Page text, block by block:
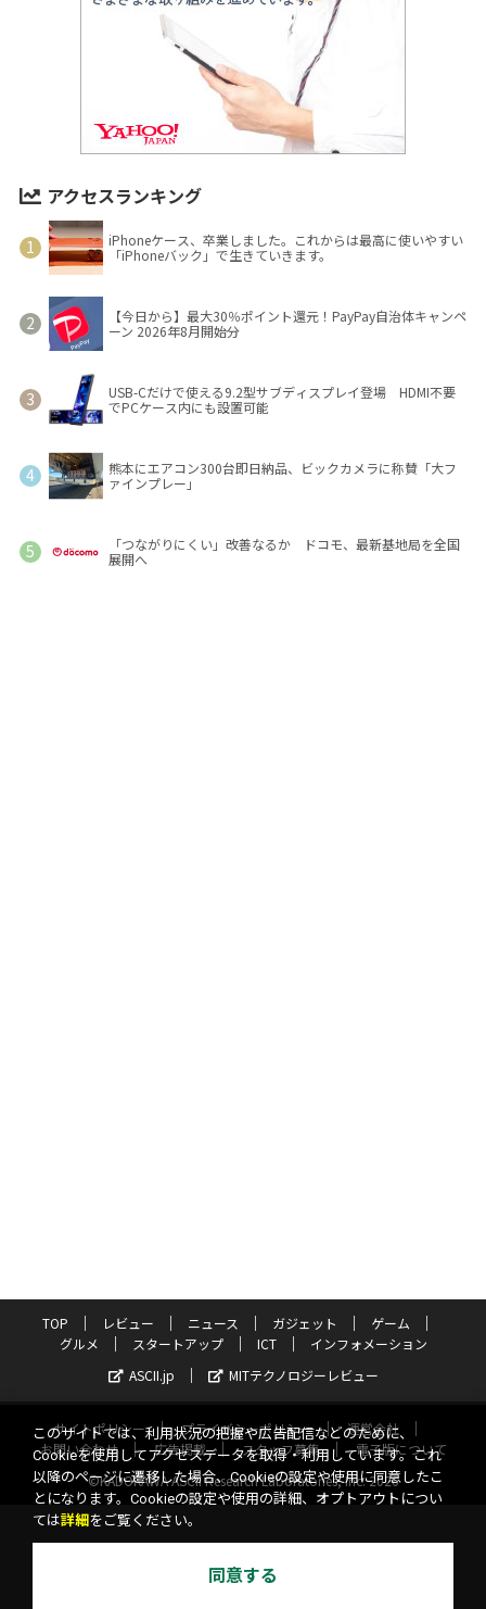
アクセスランキング
iPhoneケース、卒業しました。これからは最高に使いやすい
「iPhoneバック」で生きていきます。
【今日から】最大30％ポイント還元！PayPay自治体キャンペ
ーン 2026年8月開始分
USB-Cだけで使える9.2型サブディスプレイ登場 HDMI不要
でPCケース内にも設置可能
熊本にエアコン300台即日納品、ビックカメラに称賛「大フ
ァインプレー」
「つながりにくい」改善なるか ドコモ、最新基地局を全国
展開へ
TOP レビュー ニュース ガジェット
ゲーム
グルメ
スタートアップ ICT
インフォメーション
ASCII.jp
MITテクノロジーレビュー
サイトポリシー プライバシーポリシー
運営会社
お問い合わせ
広告掲載 スタッフ募集
電子版について
©KADOKAWA ASCII Research Laboratories, Inc. 2026
このサイトでは、利用状況の把握や広告配信などのために、
Cookieを使用してアクセスデータを取得・利用しています。これ
以降のページに遷移した場合、Cookieの設定や使用に同意したこ
とになります。Cookieの設定や使用の詳細、オプトアウトについ
ては詳細 をご覧ください。
同意する